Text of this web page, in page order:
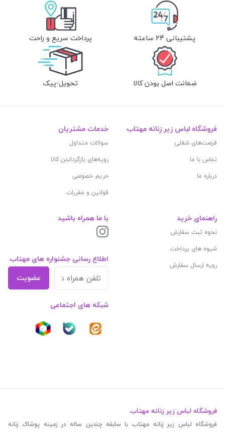
پشتیبانی 24 ساعته پرداخت سریع و راحت
ضمانت اصل بودن کالا تحویل-پیک
فروشگاه لباس زیر زنانه مهتاب
فرصت‌های شغلی
تماس با ما
درباره ما
خدمات مشتریان
سوالات متداول
رویه‌های بازگرداندن کالا
حریم خصوصی
قوانین و مقررات
راهنمای خرید
نحوه ثبت سفارش
شیوه های پرداخت
رویه ارسال سفارش
با ما همراه باشید
اطلاع رسانی جشنواره های مهتاب
عضویت
شبکه های اجتماعی
فروشگاه لباس زیر زنانه مهتاب
فروشگاه لباس زیر زنانه مهتاب با سابقه چندین ساله در زمینه پوشاک زنانه